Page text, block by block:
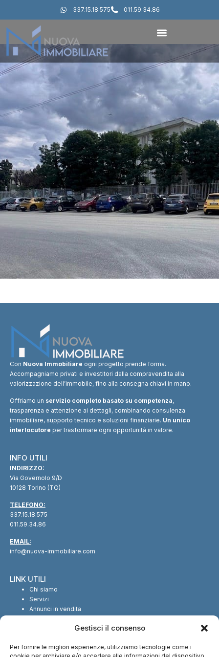
Gestisci il consenso
Per fornire le migliori esperienze, utilizziamo tecnologie come i
337.15.18.575 011.59.34.86
Con Nuova Immobiliare ogni progetto prende forma.
Accompagniamo privati e investitori dalla compravendita alla
valorizzazione dell’immobile, fino alla consegna chiavi in mano.
Offriamo un servizio completo basato su competenza,
trasparenza e attenzione ai dettagli, combinando consulenza
immobiliare, supporto tecnico e soluzioni finanziarie. Un unico
interlocutore per trasformare ogni opportunità in valore.
INFO UTILI
INDIRIZZO:
Via Governolo 9/D
10128 Torino (TO)
TELEFONO:
337.15.18.575
011.59.34.86
EMAIL:
info@nuova-immobiliare.com
LINK UTILI
Chi siamo
Servizi
Annunci in vendita
SEGUICI SUI SOCIAL